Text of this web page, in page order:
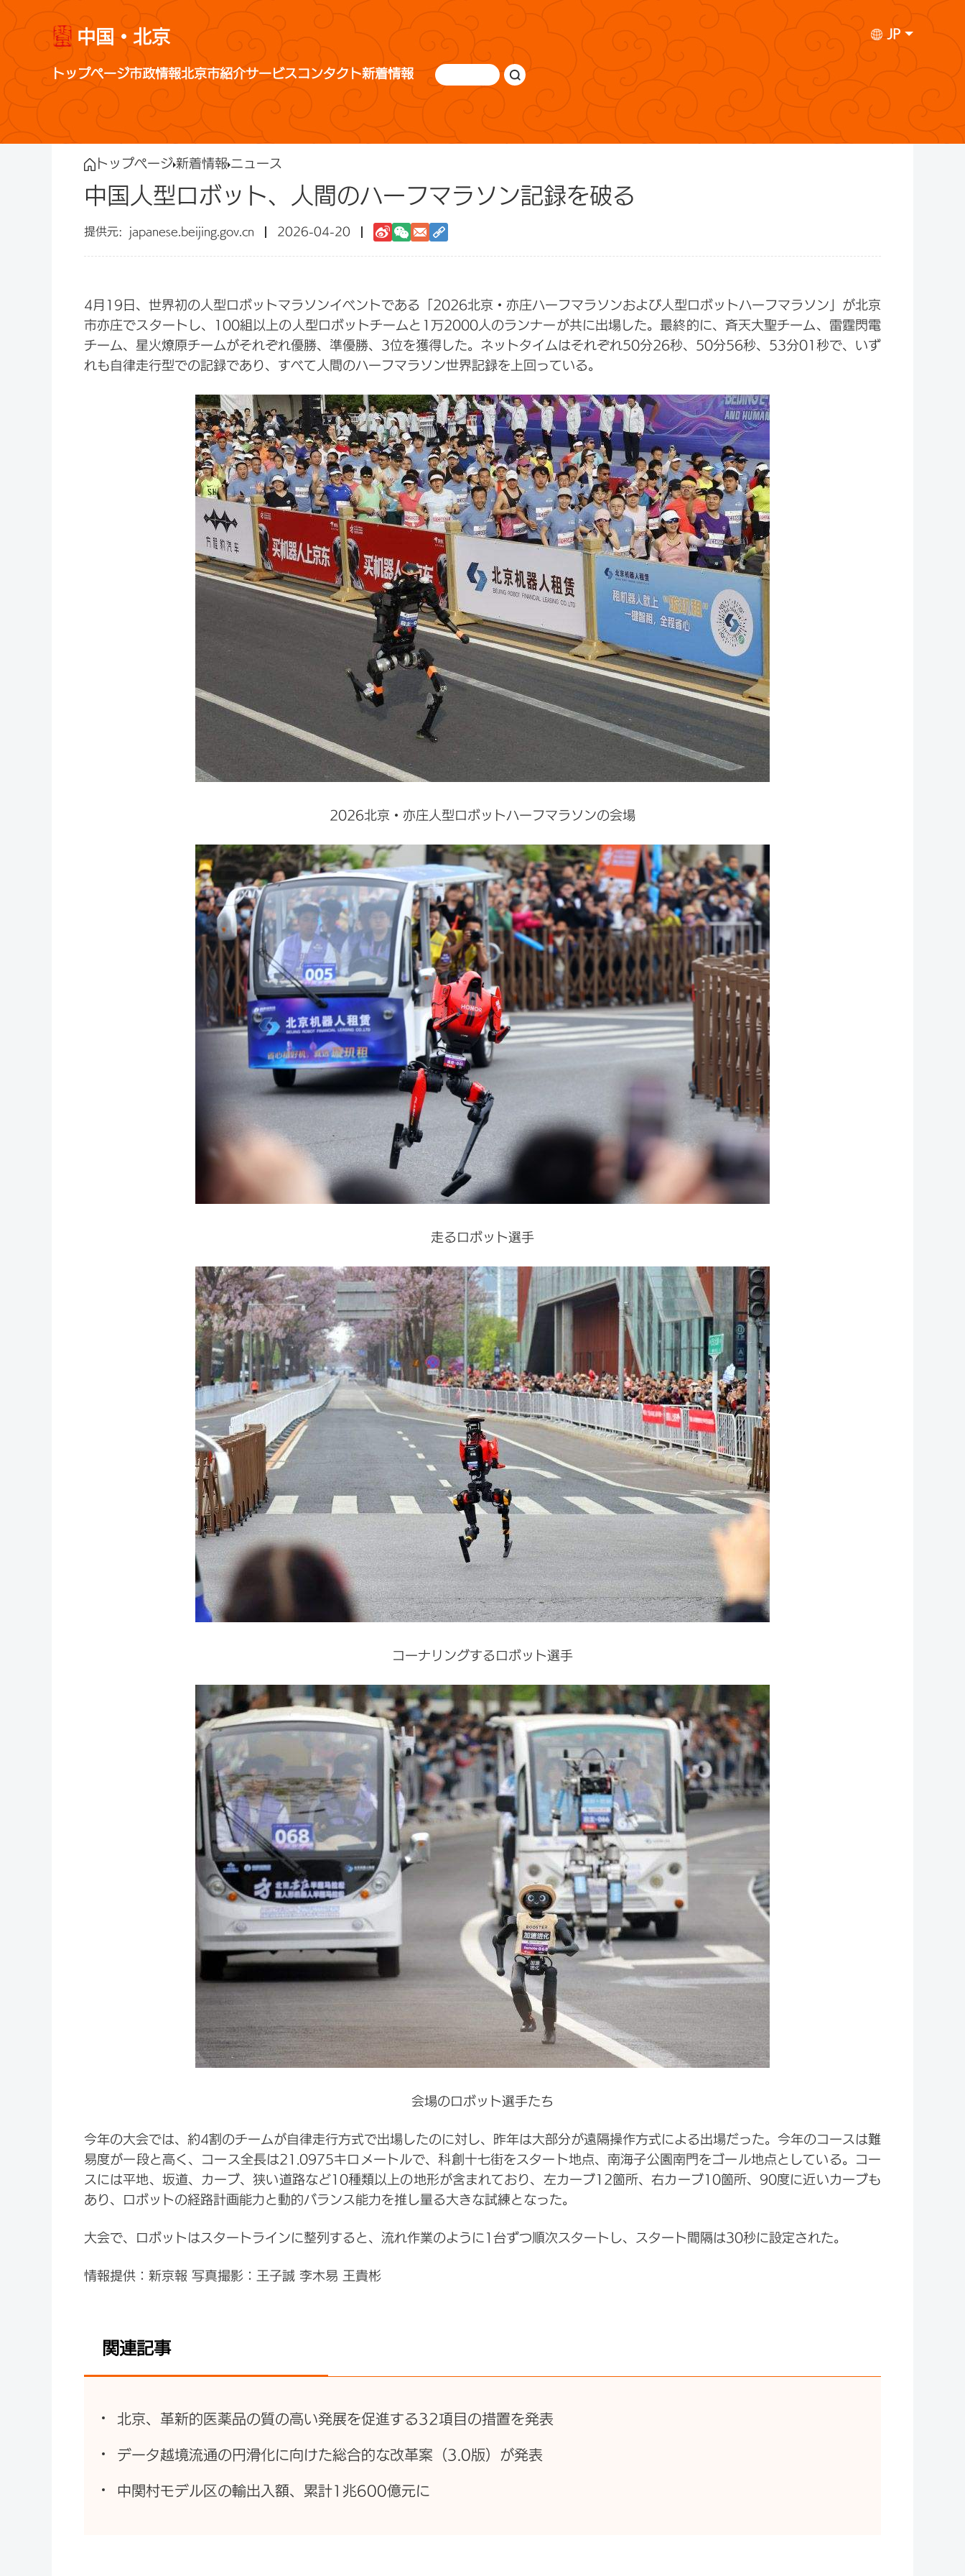
中国・北京 JP
トップページ市政情報北京市紹介サービスコンタクト新着情報
トップページ新着情報 ニュース
中国人型ロボット、人間のハーフマラソン記録を破る
japanese.beijing.gov.cn 2026-04-20
4月19日、世界初の人型ロボットマラソンイベントである「2026北京・亦庄ハーフマラソンおよび人型ロボットハーフマラソン」が北京
市亦庄でスタートし、100組以上の人型ロボットチームと1万2000人のランナーが共に出場した。最終的に、斉天大聖チーム、雷霆閃電
チーム、星火燎原チームがそれぞれ優勝、準優勝、3位を獲得した。ネットタイムはそれぞれ50分26秒、50分56秒、53分01秒で、いず
れも自律走行型での記録であり、すべて人間のハーフマラソン世界記録を上回っている。
2026北京・亦庄人型ロボットハーフマラソンの会場
走るロボット選手
コーナリングするロボット選手
会場のロボット選手たち
今年の大会では、約4割のチームが自律走行方式で出場したのに対し、昨年は大部分が遠隔操作方式による出場だった。今年のコースは難
易度が一段と高く、コース全長は21.0975キロメートルで、科創十七街をスタート地点、南海子公園南門をゴール地点としている。コー
スには平地、坂道、カーブ、狭い道路など10種類以上の地形が含まれており、左カーブ12箇所、右カーブ10箇所、90度に近いカーブも
あり、ロボットの経路計画能力と動的バランス能力を推し量る大きな試練となった。
大会で、ロボットはスタートラインに整列すると、流れ作業のように1台ずつ順次スタートし、スタート間隔は30秒に設定された。
情報提供：新京報 写真撮影：王子誠 李木易 王貴彬
関連記事
北京、革新的医薬品の質の高い発展を促進する32項目の措置を発表
データ越境流通の円滑化に向けた総合的な改革案（3.0版）が発表
中関村モデル区の輸出入額、累計1兆600億元に